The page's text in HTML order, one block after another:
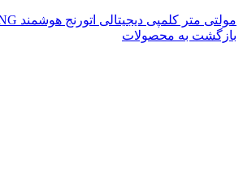
مولتی متر کلمپی دیجیتالی اتورنج هوشمند ANENG مدل ST184
بازگشت به محصولات